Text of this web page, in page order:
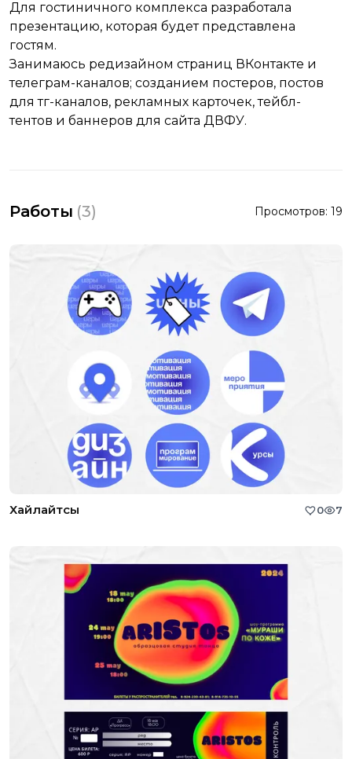
Для гостиничного комплекса разработала
презентацию, которая будет представлена
гостям.
Занимаюсь редизайном страниц ВКонтакте и
телеграм-каналов; созданием постеров, постов
для тг-каналов, рекламных карточек, тейбл-
тентов и баннеров для сайта ДВФУ.
Работы (3) Просмотров: 19
Хайлайтсы 0 7